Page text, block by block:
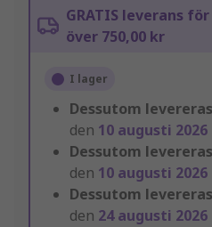
GRATIS leverans
över 750,00 kr
I lager
Dessutom levereras
den 10 augusti 2026
Dessutom levereras
den 10 augusti 2026
Dessutom levereras
den 24 augusti 2026